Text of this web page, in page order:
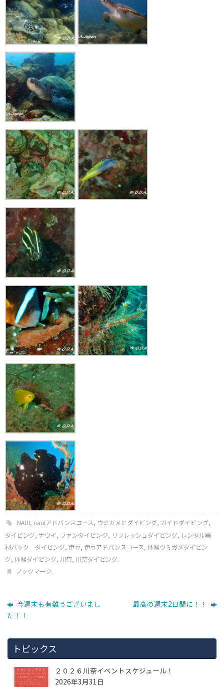
NAUI, nauiアドバンスコース, ウミガメとダイビング, ガイドダイビング,
ダイビング, ナウイ, ファンダイビング, リフレッシュダイビング, レンタル器
材パック ダイビング, 伊豆, 伊豆アドバンスコース, 体験ウミガメダイビン
グ, 体験ダイビング, 川奈, 川奈ダイビング.
ブックマーク.
今週末も有難うございまし
た！！
最高の週末2日間に！！
トピックス
２０２６川奈イベントスケジュール！
2026年3月31日